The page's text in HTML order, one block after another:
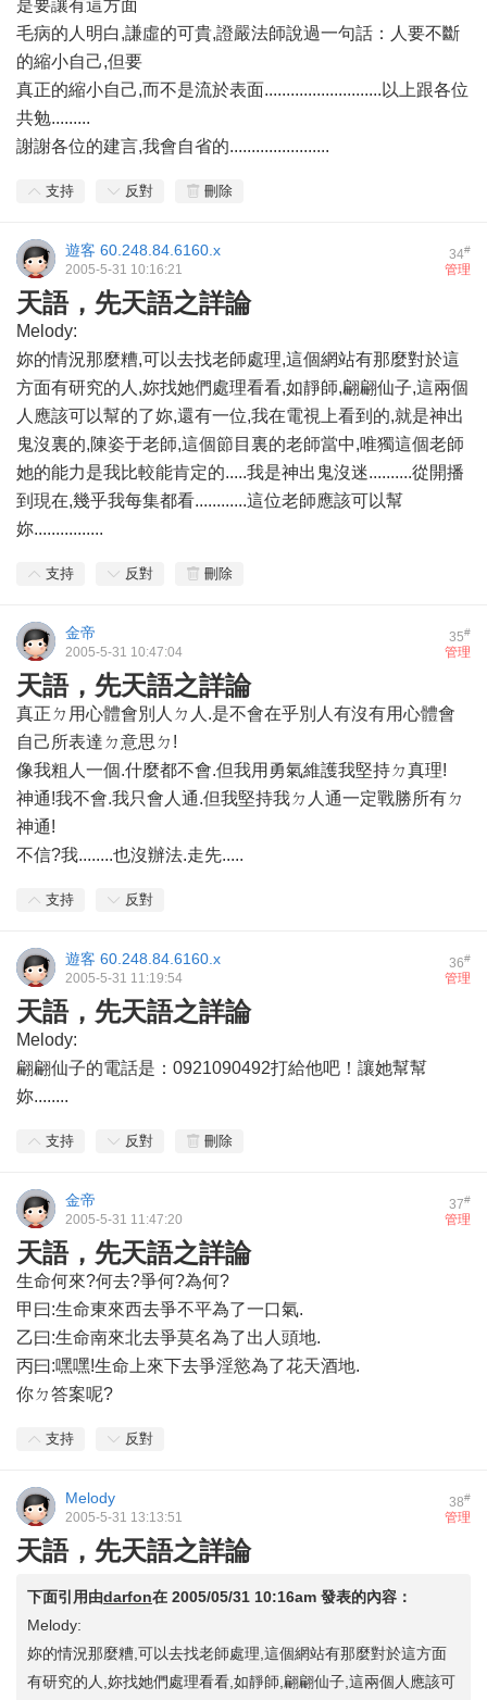
是要讓有這方面
毛病的人明白,謙虛的可貴,證嚴法師說過一句話：人要不斷
的縮小自己,但要
真正的縮小自己,而不是流於表面...........................以上跟各位
共勉.........
謝謝各位的建言,我會自省的.......................
支持 反對 刪除
34#
遊客 60.248.84.6160.x
管理
2005-5-31 10:16:21
天語，先天語之詳論
Melody:
妳的情況那麼糟,可以去找老師處理,這個網站有那麼對於這
方面有研究的人,妳找她們處理看看,如靜師,翩翩仙子,這兩個
人應該可以幫的了妳,還有一位,我在電視上看到的,就是神出
鬼沒裏的,陳姿于老師,這個節目裏的老師當中,唯獨這個老師
她的能力是我比較能肯定的.....我是神出鬼沒迷..........從開播
到現在,幾乎我每集都看............這位老師應該可以幫
妳................
支持 反對 刪除
35#
金帝
管理
2005-5-31 10:47:04
天語，先天語之詳論
真正ㄉ用心體會別人ㄉ人.是不會在乎別人有沒有用心體會
自己所表達ㄉ意思ㄉ!
像我粗人一個.什麼都不會.但我用勇氣維護我堅持ㄉ真理!
神通!我不會.我只會人通.但我堅持我ㄉ人通一定戰勝所有ㄉ
神通!
不信?我........也沒辦法.走先.....
支持 反對
36#
遊客 60.248.84.6160.x
管理
2005-5-31 11:19:54
天語，先天語之詳論
Melody:
翩翩仙子的電話是：0921090492打給他吧！讓她幫幫
妳........
支持 反對 刪除
37#
金帝
管理
2005-5-31 11:47:20
天語，先天語之詳論
生命何來?何去?爭何?為何?
甲曰:生命東來西去爭不平為了一口氣.
乙曰:生命南來北去爭莫名為了出人頭地.
丙曰:嘿嘿!生命上來下去爭淫慾為了花天酒地.
你ㄉ答案呢?
支持 反對
38#
Melody
管理
2005-5-31 13:13:51
天語，先天語之詳論
下面引用由darfon在 2005/05/31 10:16am 發表的內容：
Melody:
妳的情況那麼糟,可以去找老師處理,這個網站有那麼對於這方面
有研究的人,妳找她們處理看看,如靜師,翩翩仙子,這兩個人應該可